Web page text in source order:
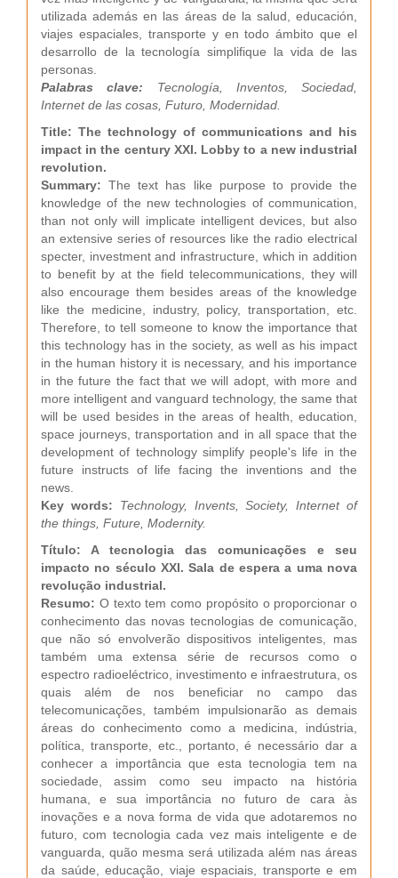
utilizada además en las áreas de la salud, educación,
viajes espaciales, transporte y en todo ámbito que el
desarrollo de la tecnología simplifique la vida de las
personas.
Palabras clave:
Tecnología, Inventos, Sociedad,
Internet de las cosas, Futuro, Modernidad.
Title: The technology of communications and his
impact in the century XXI. Lobby to a new industrial
revolution.
Summary:The text has like purpose to provide the
knowledge of the new technologies of communication,
than not only will implicate intelligent devices, but also
an extensive series of resources like the radio electrical
specter, investment and infrastructure, which in addition
to benefit by at the field telecommunications, they will
also encourage them besides areas of the knowledge
like the medicine, industry, policy, transportation, etc.
Therefore, to tell someone to know the importance that
this technology has in the society, as well as his impact
in the human history it is necessary, and his importance
in the future the fact that we will adopt, with more and
more intelligent and vanguard technology, the same that
will be used besides in the areas of health, education,
space journeys, transportation and in all space that the
development of technology simplify people's life in the
future instructs of life facing the inventions and the
news.
Key words: Technology, Invents, Society, Internet of
the things, Future, Modernity.
Título: A tecnologia das comunicações e seu
impacto no século XXI. Sala de espera a uma nova
revolução industrial.
Resumo: O texto tem como propósito o proporcionar o
conhecimento das novas tecnologias de comunicação,
que não só envolverão dispositivos inteligentes, mas
também uma extensa série de recursos como o
espectro radioeléctrico, investimento e infraestrutura, os
quais além de nos beneficiar no campo das
telecomunicações, também impulsionarão as demais
áreas do conhecimento como a medicina, indústria,
política, transporte, etc., portanto, é necessário dar a
conhecer a importância que esta tecnologia tem na
sociedade, assim como seu impacto na história
humana, e sua importância no futuro de cara às
inovações e a nova forma de vida que adotaremos no
futuro, com tecnologia cada vez mais inteligente e de
vanguarda, quão mesma será utilizada além nas áreas
da saúde, educação, viaje espaciais, transporte e em